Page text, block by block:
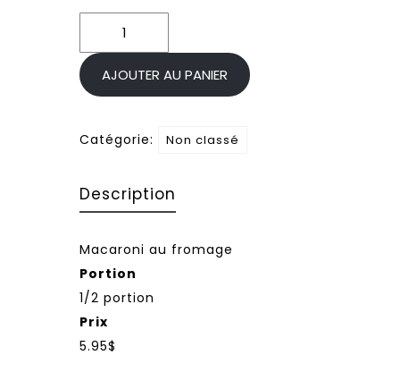
quantité
de
Macaroni
au
AJOUTER AU PANIER
Catégorie: Non classé
Description
Macaroni au fromage
Portion
1/2 portion
Prix
5.95$